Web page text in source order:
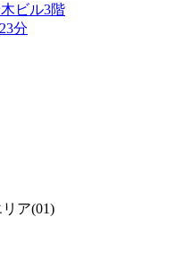
ビル3階
分
ア(01)